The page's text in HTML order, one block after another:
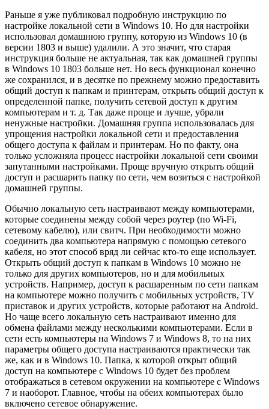
Раньше я уже публиковал подробную инструкцию по
настройке локальной сети в Windows 10. Но для настройки
использовал домашнюю группу, которую из Windows 10 (в
версии 1803 и выше) удалили. А это значит, что старая
инструкция больше не актуальная, так как домашней группы
в Windows 10 1803 больше нет. Но весь функционал конечно
же сохранился, и в десятке по прежнему можно предоставить
общий доступ к папкам и принтерам, открыть общий доступ к
определенной папке, получить сетевой доступ к другим
компьютерам и т. д. Так даже проще и лучше, убрали
ненужные настройки. Домашняя группа использовалась для
упрощения настройки локальной сети и предоставления
общего доступа к файлам и принтерам. Но по факту, она
только усложняла процесс настройки локальной сети своими
запутанными настройками. Проще вручную открыть общий
доступ и расшарить папку по сети, чем возиться с настройкой
домашней группы.
Обычно локальную сеть настраивают между компьютерами,
которые соединены между собой через роутер (по Wi-Fi,
сетевому кабелю), или свитч. При необходимости можно
соединить два компьютера напрямую с помощью сетевого
кабеля, но этот способ вряд ли сейчас кто-то еще использует.
Открыть общий доступ к папкам в Windows 10 можно не
только для других компьютеров, но и для мобильных
устройств. Например, доступ к расшаренным по сети папкам
на компьютере можно получить с мобильных устройств, TV
приставок и других устройств, которые работают на Android.
Но чаще всего локальную сеть настраивают именно для
обмена файлами между несколькими компьютерами. Если в
сети есть компьютеры на Windows 7 и Windows 8, то на них
параметры общего доступа настраиваются практически так
же, как и в Windows 10. Папка, к которой открыт общий
доступ на компьютере с Windows 10 будет без проблем
отображаться в сетевом окружении на компьютере с Windows
7 и наоборот. Главное, чтобы на обеих компьютерах было
включено сетевое обнаружение.